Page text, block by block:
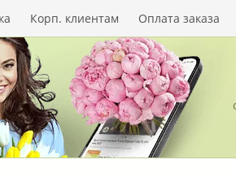
Корп. клиентам Оплата заказа